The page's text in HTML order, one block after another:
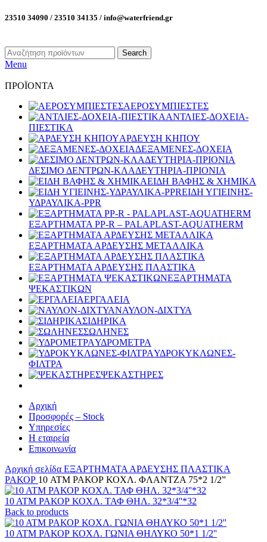
23510 34090 / 23510 34135 / info@waterfriend.gr
Search
Menu
ΠΡΟΪΟΝΤΑ
ΑΕΡΟΣΥΜΠΙΕΣΤΕΣ
ΑΝΤΛΙΕΣ-ΔΟΧΕΙΑ-
ΠΙΕΣΤΙΚΑ
ΑΡΔΕΥΣΗ ΚΗΠΟΥ
ΔΕΞΑΜΕΝΕΣ-ΔΟΧΕΙΑ
ΔΕΣΙΜΟ ΔΕΝΤΡΩΝ-ΚΛΑΔΕΥΤΗΡΙΑ-ΠΡΙΟΝΙΑ
ΕΙΔΗ ΒΑΦΗΣ & ΧΗΜΙΚΑ
ΕΙΔΗ ΥΓΙΕΙΝΗΣ-
ΥΔΡΑΥΛΙΚΑ-PPR
ΕΞΑΡΤΗΜΑΤΑ PP-R – PALAPLAST-AQUATHERM
ΕΞΑΡΤΗΜΑΤΑ ΑΡΔΕΥΣΗΣ ΜΕΤΑΛΛΙΚΑ
ΕΞΑΡΤΗΜΑΤΑ ΑΡΔΕΥΣΗΣ ΠΛΑΣΤΙΚΑ
ΕΞΑΡΤΗΜΑΤΑ
ΨΕΚΑΣΤΙΚΩΝ
ΕΡΓΑΛΕΙΑ
ΝΑΥΛΟΝ-ΔΙΧΤΥΑ
ΣΙΔΗΡΙΚΑ
ΣΩΛΗΝΕΣ
ΥΔΡΟΜΕΤΡΑ
ΥΔΡΟΚΥΚΛΩΝΕΣ-
ΦΙΛΤΡΑ
ΨΕΚΑΣΤΗΡΕΣ
Αρχική
Προσφορές – Stock
Υπηρεσίες
Η εταιρεία
Επικοινωνία
Αρχική σελίδα ΕΞΑΡΤΗΜΑΤΑ ΑΡΔΕΥΣΗΣ ΠΛΑΣΤΙΚΑ
ΡΑΚΟΡ 10 ATM ΡΑΚΟΡ ΚΟΧΛ. ΦΛΑΝΤΖΑ 75*2 1/2”
10 ΑΤΜ ΡΑΚΟΡ ΚΟΧΛ. ΤΑΦ ΘΗΛ. 32*3/4''*32
Back to products
10 ATM ΡΑΚΟΡ ΚΟΧΛ. ΓΩΝΙΑ ΘΗΛΥΚΟ 50*1 1/2''